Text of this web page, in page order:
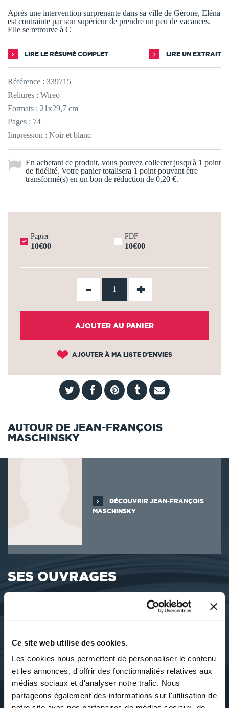
Ce site web utilise des cookies.
Les cookies nous permettent de personnaliser le contenu
et les annonces, d'offrir des fonctionnalités relatives aux
médias sociaux et d'analyser notre trafic. Nous
partageons également des informations sur l'utilisation de
Après une intervention surprenante dans sa ville de Gérone, Eléna
est contrainte par son supérieur de prendre un peu de vacances.
Elle se retrouve à C
LIRE LE RÉSUMÉ COMPLET LIRE UN EXTRAIT
Référence : 339715
Reliures : Wireo
Formats : 21x29,7 cm
Pages : 74
Impression : Noir et blanc
En achetant ce produit, vous pouvez collecter jusqu'à 1 point
de fidélité. Votre panier totalisera 1 point pouvant être
transformé(s) en un bon de réduction de 0,20 €.
Papier
10€00
PDF
10€00
- +
AJOUTER AU PANIER
AJOUTER À MA LISTE D'ENVIES
AUTOUR DE JEAN-FRANÇOIS
MASCHINSKY
DÉCOUVRIR JEAN-FRANÇOIS
MASCHINSKY
SES OUVRAGES